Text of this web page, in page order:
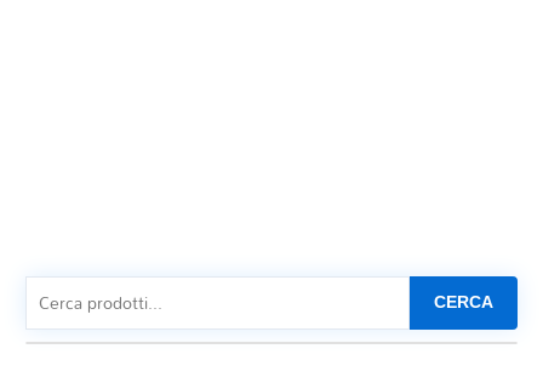
CERCA